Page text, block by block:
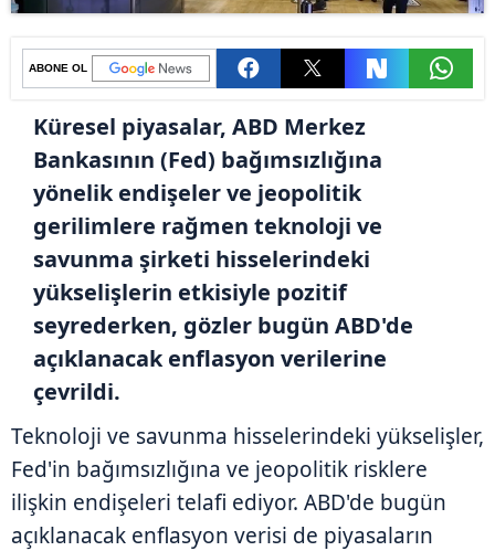
ABONE OL
Küresel piyasalar, ABD Merkez
Bankasının (Fed) bağımsızlığına
yönelik endişeler ve jeopolitik
gerilimlere rağmen teknoloji ve
savunma şirketi hisselerindeki
yükselişlerin etkisiyle pozitif
seyrederken, gözler bugün ABD'de
açıklanacak enflasyon verilerine
çevrildi.
Teknoloji ve savunma hisselerindeki yükselişler,
Fed'in bağımsızlığına ve jeopolitik risklere
ilişkin endişeleri telafi ediyor. ABD'de bugün
açıklanacak enflasyon verisi de piyasaların